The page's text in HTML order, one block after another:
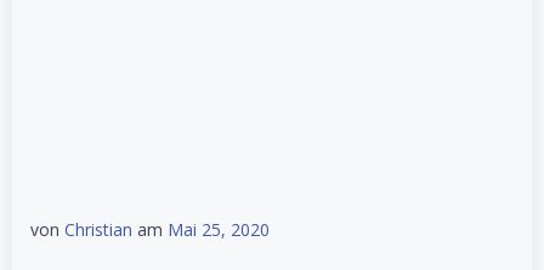
von Christian am Mai 25, 2020